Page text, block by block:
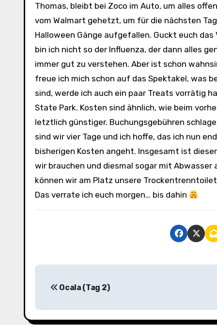
Thomas, bleibt bei Zoco im Auto, um alles
vom Walmart gehetzt, um für die nächsten
Halloween Gänge aufgefallen. Guckt euch
bin ich nicht so der Influenza, der dann alles
immer gut zu verstehen. Aber ist schon
freue ich mich schon auf das Spektakel, was
sind, werde ich auch ein paar Treats vorrätig
State Park. Kosten sind ähnlich, wie beim
letztlich günstiger. Buchungsgebühren
sind wir vier Tage und ich hoffe, das ich nun
bisherigen Kosten angeht. Insgesamt ist
wir brauchen und diesmal sogar mit
können wir am Platz unsere
Das verrate ich euch morgen… bis dahin
B
i
Ocala (Tag 2)